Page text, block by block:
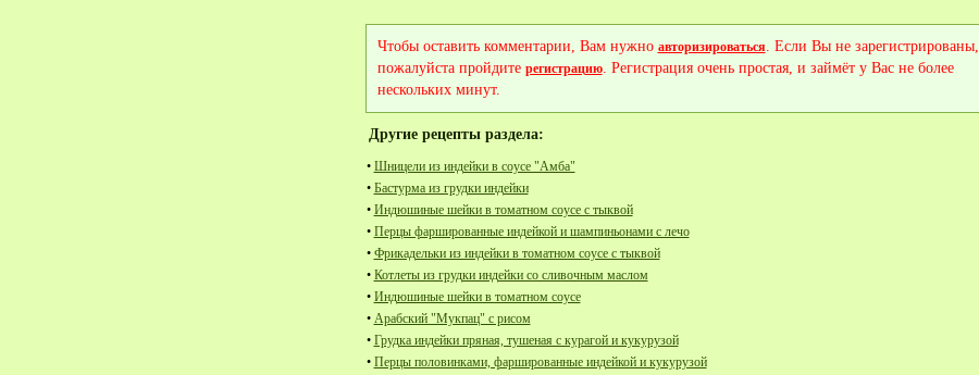
Чтобы оставить комментарии, Вам нужно авторизироваться. Если Вы не зарегистрированы,
пожалуйста пройдите регистрацию. Регистрация очень простая, и займёт у Вас не более
нескольких минут.
Другие рецепты раздела:
• Шницели из индейки в соусе "Амба"
• Бастурма из грудки индейки
• Индюшиные шейки в томатном соусе с тыквой
• Перцы фаршированные индейкой и шампиньонами с лечо
• Фрикадельки из индейки в томатном соусе с тыквой
• Котлеты из грудки индейки со сливочным маслом
• Индюшиные шейки в томатном соусе
• Арабский "Мукпац" с рисом
• Грудка индейки пряная, тушеная с курагой и кукурузой
• Перцы половинками, фаршированные индейкой и кукурузой